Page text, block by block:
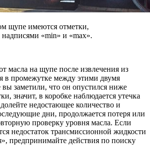
щупе имеются отметки,
«min» и «max».
масла на щупе после извлечения из
в промежутке между этими двумя
заметили, что он опустился ниже
значит, в коробке наблюдается утечка
недостающее количество и
дни, продолжается потеря или
проверку уровня масла. Если
недостаток трансмиссионной жидкости
предпринимайте действия по поиску